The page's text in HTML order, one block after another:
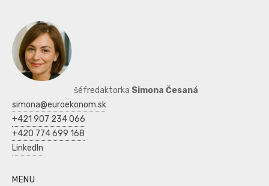
šéfredaktorka Simona Česaná
simona@euroekonom.sk
+421 907 234 066
+420 774 699 168
LinkedIn
MENU